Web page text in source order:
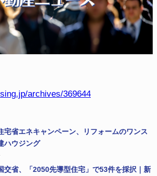
archives/369644
宅省エネキャンペーン、リフォームのワンス
ハウジング
交省、「2050先導型住宅」で53件を採択｜新